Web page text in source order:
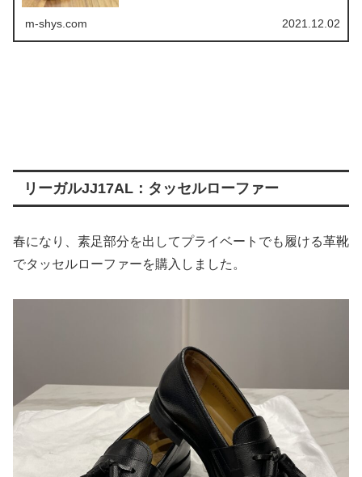
m-shys.com 2021.12.02
リーガルJJ17AL：タッセルローファー
春になり、素足部分を出してプライベートでも履ける革靴
でタッセルローファーを購入しました。